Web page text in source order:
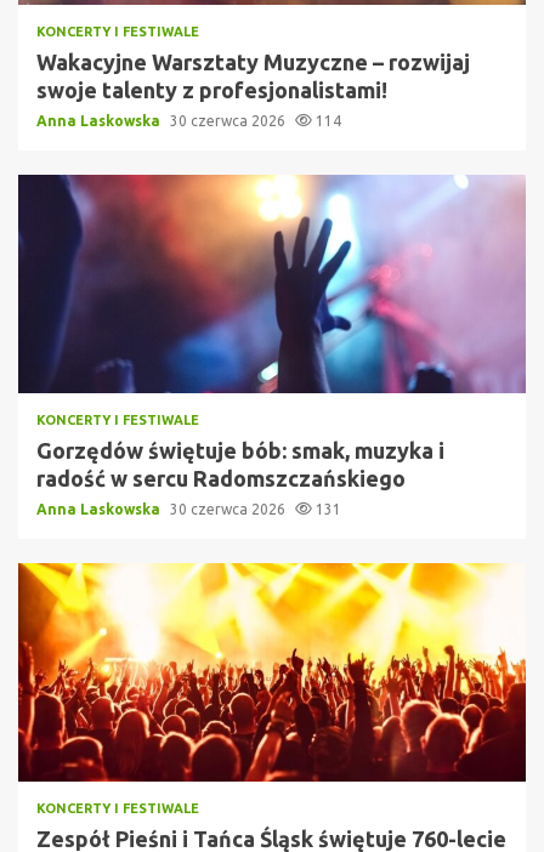
KONCERTY I FESTIWALE
Wakacyjne Warsztaty Muzyczne – rozwijaj
swoje talenty z profesjonalistami!
Anna Laskowska 30 czerwca 2026 114
KONCERTY I FESTIWALE
Gorzędów świętuje bób: smak, muzyka i
radość w sercu Radomszczańskiego
Anna Laskowska 30 czerwca 2026 131
KONCERTY I FESTIWALE
Zespół Pieśni i Tańca Śląsk świętuje 760-lecie